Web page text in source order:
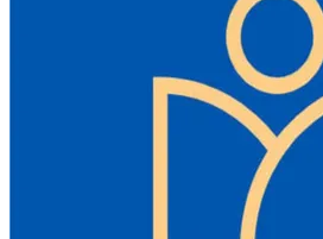
1 x integrerad dieselvärmare (med LCD)